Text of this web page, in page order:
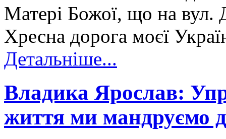
Матері Божої, що на вул.
Хресна дорога моєї
Детальніше...
Владика Ярослав:
життя ми мандруємо